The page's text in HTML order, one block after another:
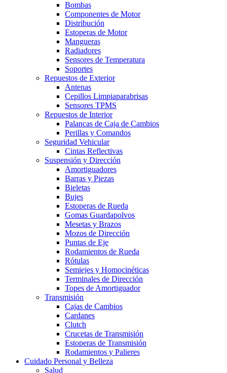
Bombas
Componentes de Motor
Distribución
Estoperas de Motor
Mangueras
Radiadores
Sensores de Temperatura
Soportes
Repuestos de Exterior
Antenas
Cepillos Limpiaparabrisas
Sensores TPMS
Repuestos de Interior
Palancas de Caja de Cambios
Perillas y Comandos
Seguridad Vehicular
Cintas Reflectivas
Suspensión y Dirección
Amortiguadores
Barras y Piezas
Bieletas
Bujes
Estoperas de Rueda
Gomas Guardapolvos
Mesetas y Brazos
Mozos de Dirección
Puntas de Eje
Rodamientos de Rueda
Rótulas
Semiejes y Homocinéticas
Terminales de Dirección
Topes de Amortiguador
Transmisión
Cajas de Cambios
Cardanes
Clutch
Crucetas de Transmisión
Estoperas de Transmisión
Rodamientos y Palieres
Cuidado Personal y Belleza
Salud